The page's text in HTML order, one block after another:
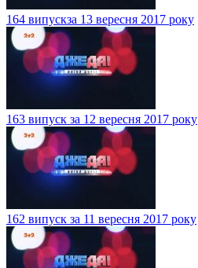
164 випускза 13 вересня 2017 року
163 випуск за 12 вересня 2017 року
162 випуск за 11 вересня 2017 року